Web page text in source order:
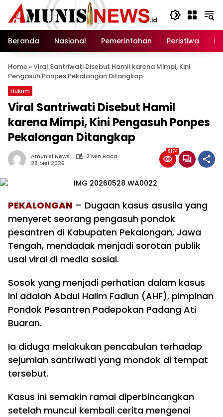
Langsung
konten
Beranda
Nasional Pemerintahan Peristiwa
Home »Viral Santriwati Disebut Hamil karena Mimpi, Kini
Pengasuh Ponpes Pekalongan Ditangkap
Hukrim
Viral Santriwati Disebut Hamil
karena Mimpi, Kini Pengasuh Ponpes
Pekalongan Ditangkap
Amunisi News
2 Min Baca
28 Mei 2026
9174
PEKALONGAN – Dugaan kasus asusila yang
menyeret seorang pengasuh pondok
pesantren di Kabupaten Pekalongan, Jawa
Tengah, mendadak menjadi sorotan publik
usai viral di media sosial.
Sosok yang menjadi perhatian dalam kasus
ini adalah Abdul Halim Fadlun (AHF), pimpinan
Pondok Pesantren Padepokan Padang Ati
Buaran.
Ia diduga melakukan pencabulan terhadap
sejumlah santriwati yang mondok di tempat
tersebut.
Kasus ini semakin ramai diperbincangkan
setelah muncul kembali cerita mengenai